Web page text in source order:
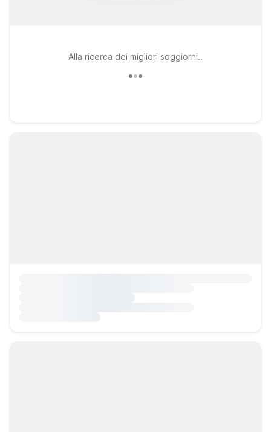
Alla ricerca dei migliori soggiorni..